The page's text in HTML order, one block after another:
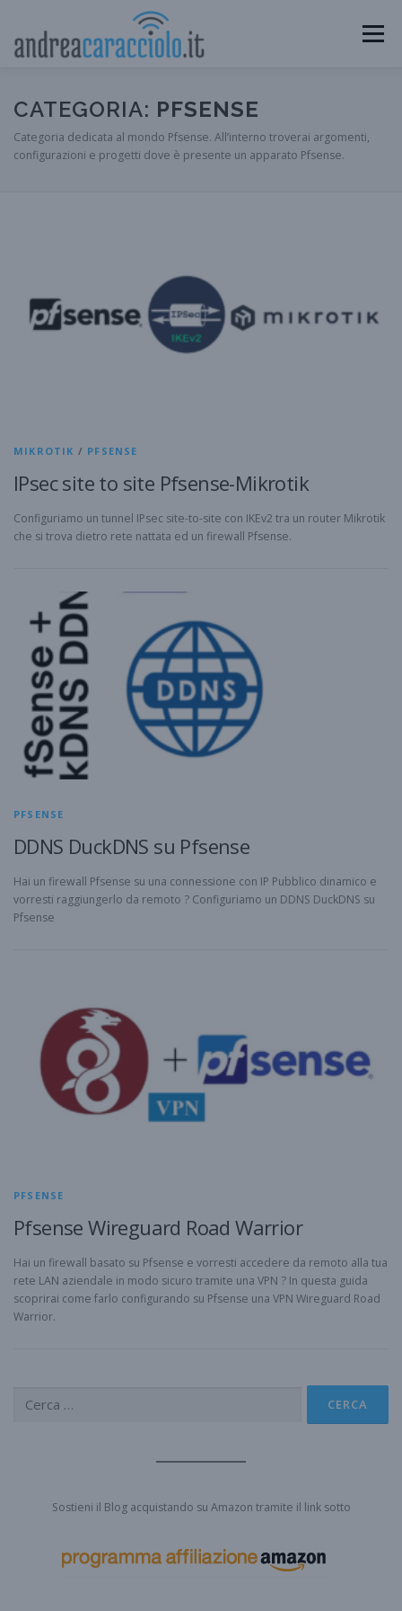
contenuto
Menu
HOME BLOG COMMUNITY
CATEGORIA: PFSENSE
Categoria dedicata al mondo Pfsense. All’interno troverai argomenti,
configurazioni e progetti dove è presente un apparato Pfsense.
MIKROTIK / PFSENSE
IPsec site to site Pfsense-Mikrotik
Configuriamo un tunnel IPsec site-to-site con IKEv2 tra un router Mikrotik
che si trova dietro rete nattata ed un firewall Pfsense.
PFSENSE
DDNS DuckDNS su Pfsense
Hai un firewall Pfsense su una connessione con IP Pubblico dinamico e
vorresti raggiungerlo da remoto ? Configuriamo un DDNS DuckDNS su
Pfsense
PFSENSE
Pfsense Wireguard Road Warrior
Hai un firewall basato su Pfsense e vorresti accedere da remoto alla tua
rete LAN aziendale in modo sicuro tramite una VPN ? In questa guida
scoprirai come farlo configurando su Pfsense una VPN Wireguard Road
Warrior.
per:
Sostieni il Blog acquistando su Amazon tramite il link sotto